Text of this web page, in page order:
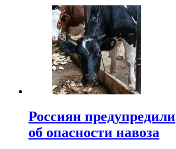
Россиян предупредили
об опасности навоза